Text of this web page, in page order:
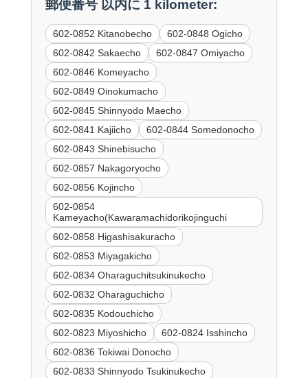
郵便番号 以内に 1 kilometer:
602-0852 Kitanobecho
602-0848 Ogicho
602-0842 Sakaecho
602-0847 Omiyacho
602-0846 Komeyacho
602-0849 Oinokumacho
602-0845 Shinnyodo Maecho
602-0841 Kajiicho
602-0844 Somedonocho
602-0843 Shinebisucho
602-0857 Nakagoryocho
602-0856 Kojincho
602-0854
Kameyacho(Kawaramachidorikojinguchi
602-0858 Higashisakuracho
602-0853 Miyagakicho
602-0834 Oharaguchitsukinukecho
602-0832 Oharaguchicho
602-0835 Kodouchicho
602-0823 Miyoshicho
602-0824 Isshincho
602-0836 Tokiwai Donocho
602-0833 Shinnyodo Tsukinukecho